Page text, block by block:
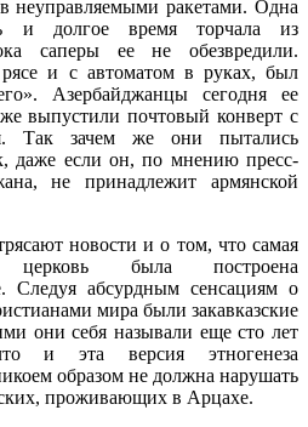
неуправляемыми ракетами. Одна
и долгое время торчала из
саперы ее не обезвредили.
рясе и с автоматом в руках, был
Азербайджанцы сегодня ее
выпустили почтовый конверт с
Так зачем же они пытались
даже если он, по мнению пресс-
не принадлежит армянской
новости и о том, что самая
церковь была построена
Следуя абсурдным сенсациям о
мира были закавказские
они себя называли еще сто лет
и эта версия этногенеза
образом не должна нарушать
проживающих в Арцахе.